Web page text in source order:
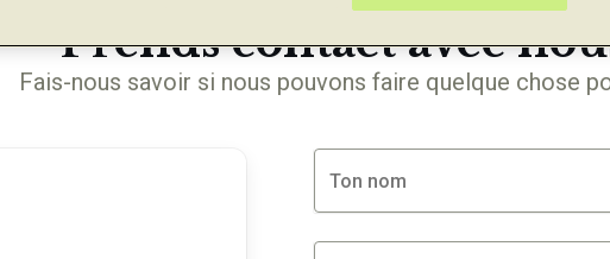
CONTACTE NOUS
Prends contact avec
Fais-nous savoir si nous pouvons faire quelque chose